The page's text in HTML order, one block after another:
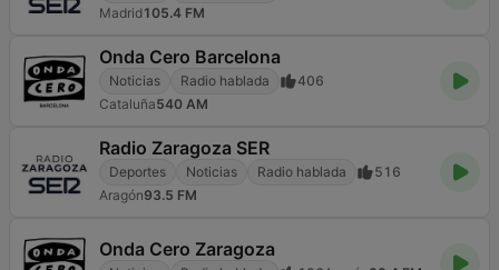
Madrid105.4 FM
Onda Cero Barcelona
Noticias Radio hablada
406
Cataluña540 AM
Radio Zaragoza SER
Deportes Noticias Radio hablada
516
Aragón93.5 FM
Onda Cero Zaragoza